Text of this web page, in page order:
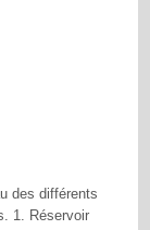
des différents
1. Réservoir